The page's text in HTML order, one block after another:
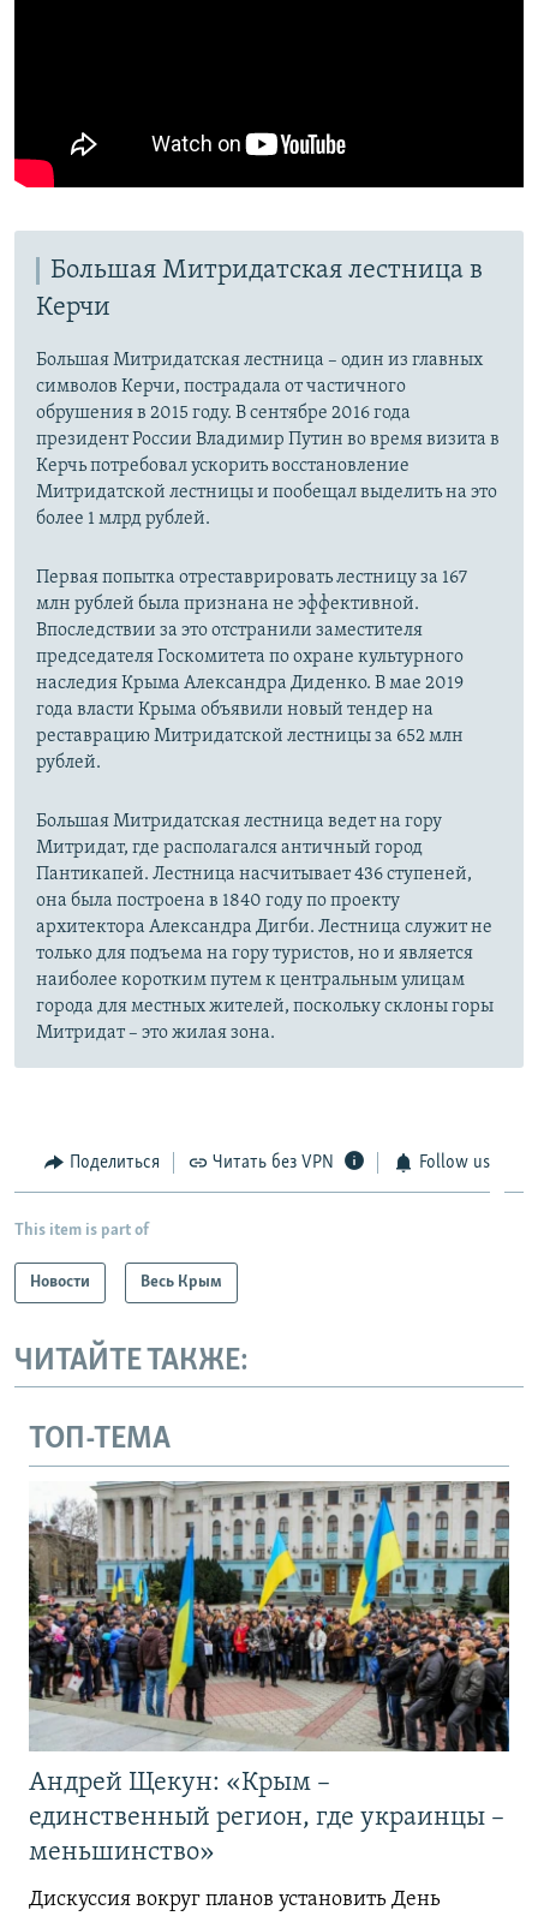
Большая Митридатская лестница в
Керчи
Большая Митридатская лестница – один из главных
символов Керчи, пострадала от частичного
обрушения в 2015 году. В сентябре 2016 года
президент России Владимир Путин во время визита в
Керчь потребовал ускорить восстановление
Митридатской лестницы и пообещал выделить на это
более 1 млрд рублей.
Первая попытка отреставрировать лестницу за 167
млн рублей была признана не эффективной.
Впоследствии за это отстранили заместителя
председателя Госкомитета по охране культурного
наследия Крыма Александра Диденко. В мае 2019
года власти Крыма объявили новый тендер на
реставрацию Митридатской лестницы за 652 млн
рублей.
Большая Митридатская лестница ведет на гору
Митридат, где располагался античный город
Пантикапей. Лестница насчитывает 436 ступеней,
она была построена в 1840 году по проекту
архитектора Александра Дигби. Лестница служит не
только для подъема на гору туристов, но и является
наиболее коротким путем к центральным улицам
города для местных жителей, поскольку склоны горы
Митридат – это жилая зона.
Поделиться Читать без VPN Follow us
This item is part of
Новости Весь Крым
ЧИТАЙТЕ ТАКЖЕ:
ТОП-ТЕМА
Андрей Щекун: «Крым –
единственный регион, где украинцы –
меньшинство»
Дискуссия вокруг планов установить День